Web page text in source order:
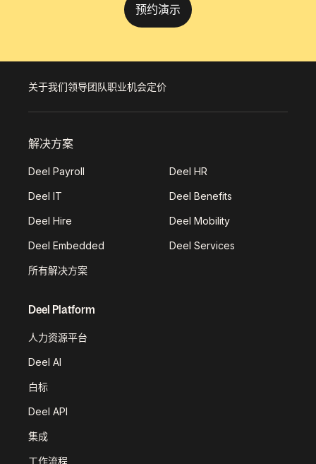
预约演示
关于我们领导团队职业机会定价
解决方案
Deel Payroll Deel HR
Deel IT Deel Benefits
Deel Hire Deel Mobility
Deel Embedded Deel Services
所有解决方案
Deel Platform
人力资源平台
Deel AI
白标
Deel API
集成
工作流程